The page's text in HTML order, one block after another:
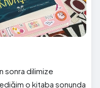
sonra dilimize
o kitaba sonunda